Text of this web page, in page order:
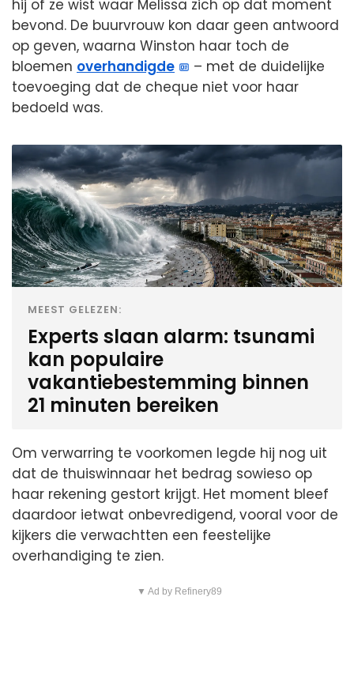
hij of ze wist waar Melissa zich op dat moment
bevond. De buurvrouw kon daar geen antwoord
op geven, waarna Winston haar toch de
bloemen overhandigde
– met de duidelijke
toevoeging dat de cheque niet voor haar
bedoeld was.
MEEST GELEZEN:
Experts slaan alarm: tsunami
kan populaire
vakantiebestemming binnen
21 minuten bereiken
Om verwarring te voorkomen legde hij nog uit
dat de thuiswinnaar het bedrag sowieso op
haar rekening gestort krijgt. Het moment bleef
daardoor ietwat onbevredigend, vooral voor de
kijkers die verwachtten een feestelijke
overhandiging te zien.
▼ Ad by Refinery89